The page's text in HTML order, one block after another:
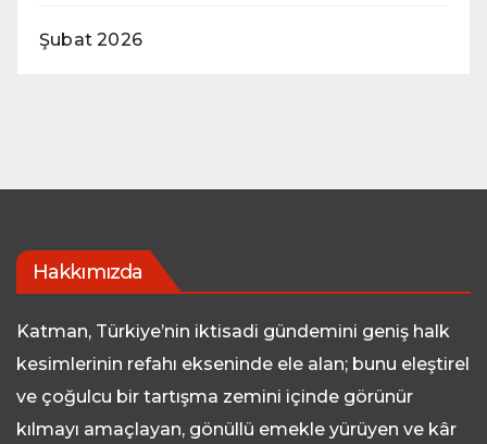
Şubat 2026
Hakkımızda
Katman, Türkiye’nin iktisadi gündemini geniş halk
kesimlerinin refahı ekseninde ele alan; bunu eleştirel
ve çoğulcu bir tartışma zemini içinde görünür
kılmayı amaçlayan, gönüllü emekle yürüyen ve kâr